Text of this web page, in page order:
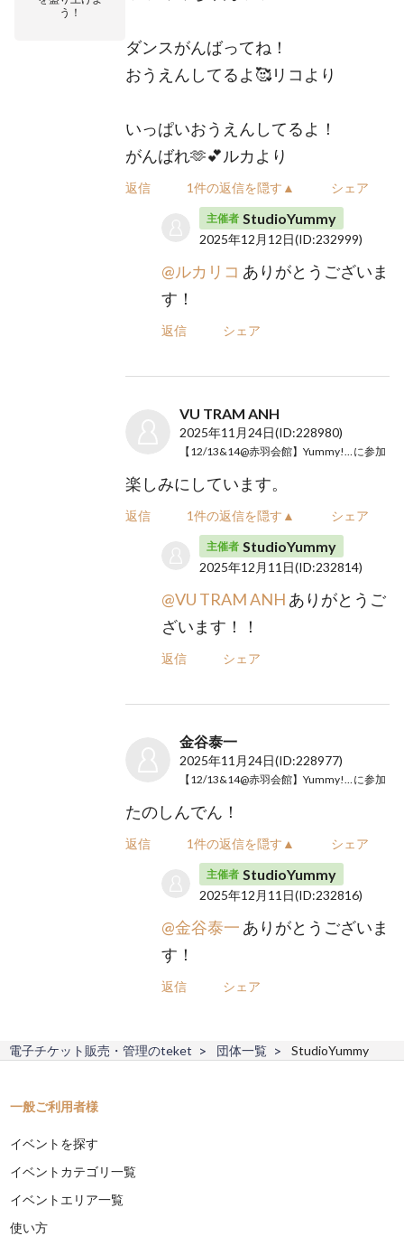
う！
ダンスがんばってね！
おうえんしてるよ🥰リコより
いっぱいおうえんしてるよ！
がんばれ🫶💕ルカより
返信 1件の返信を隠す▲ シェア
主催者 StudioYummy
2025年12月12日(ID:232999)
@ルカリコ ありがとうございま
す！
返信 シェア
VU TRAM ANH
2025年11月24日(ID:228980)
に参加
楽しみにしています。
返信 1件の返信を隠す▲ シェア
主催者 StudioYummy
2025年12月11日(ID:232814)
@VU TRAM ANH ありがとうご
ざいます！！
返信 シェア
金谷泰一
2025年11月24日(ID:228977)
に参加
たのしんでん！
返信 1件の返信を隠す▲ シェア
主催者 StudioYummy
2025年12月11日(ID:232816)
@金谷泰一 ありがとうございま
す！
返信 シェア
電子チケット販売・管理のteket 団体一覧 StudioYummy
一般ご利用者様
イベントを探す
イベントカテゴリ一覧
イベントエリア一覧
使い方